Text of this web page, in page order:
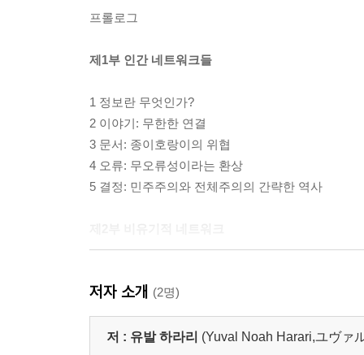
프롤로그
제1부 인간 네트워크들
1 정보란 무엇인가?
2 이야기: 무한한 연결
3 문서: 종이호랑이의 위협
4 오류: 무오류성이라는 환상
5 결정: 민주주의와 전체주의의 간략한 역사
*2권
저자 소개 (2명)
저 : 유발 하라리 (Yuval Noah Harari,ユヴァ